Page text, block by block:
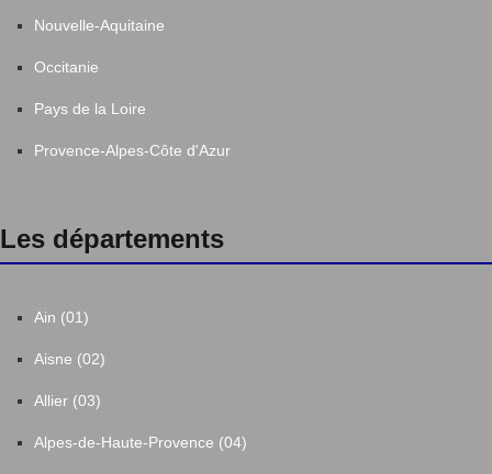
Nouvelle-Aquitaine
Occitanie
Pays de la Loire
Provence-Alpes-Côte d'Azur
Les départements
Ain (01)
Aisne (02)
Allier (03)
Alpes-de-Haute-Provence (04)